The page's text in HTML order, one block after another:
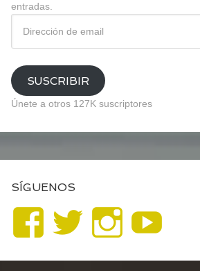
entradas.
email
SUSCRIBIR
Únete a otros 127K suscriptores
SÍGUENOS
Ver
perfil
Ver
perfil
Ver
perfil